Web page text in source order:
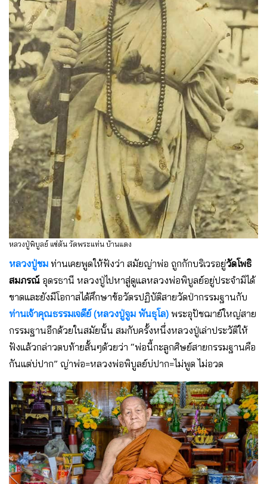
หลวงปู่พิบูลย์ แซ่ตัน วัดพระแท่น บ้านแดง
หลวงปู่ชม ท่านเคยพูดให้ฟังว่า สมัยญ่าพ่อ ถูกกักบริเวรอยู่วัดโพธิ
สมภรณ์ อุดรธานี หลวงปู่ไปหาสู่ดูแลหลวงพ่อพิบูลย์อยู่ประจำมิได้
ขาดและยังมีโอกาสได้ศึกษาข้อวัตรปฏิบัติสายวัดป่ากรรมฐานกับ
ท่านเจ้าคุณธรรมเจดีย์ (หลวงปู่จูม พันธุโล) พระอุปัชฌาย์ใหญ่สาย
กรรมฐานอีกด้วยในสมัยนั้น สมกับครั้งหนึ่งหลวงปู่เล่าประวัติให้
ฟังแล้วกล่าวตบท้ายสั้นๆด้วยว่า “พ่อนี้กะลูกศิษย์สายกรรมฐานคือ
กันแต่บ่ปาก” ญ่าพ่อ=หลวงพ่อพิบูลย์บ่ปาก=ไม่พูด ไม่อวด